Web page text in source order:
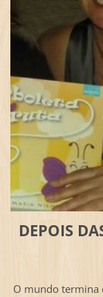
DEPOIS
O mundo termina